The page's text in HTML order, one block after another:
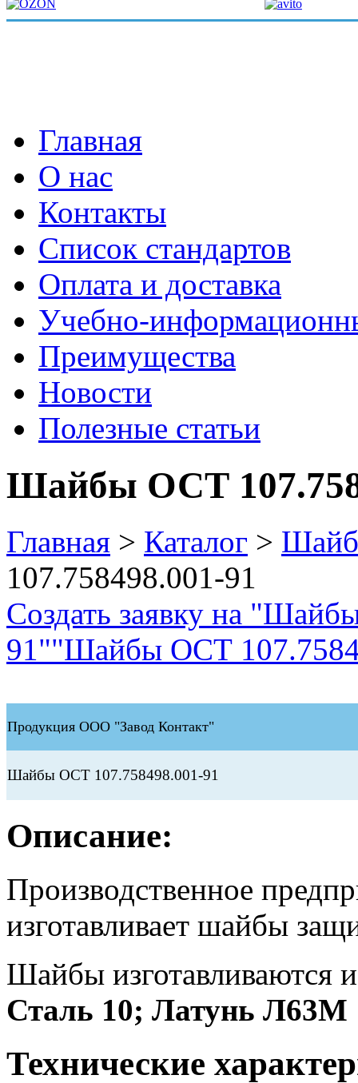
Главная
О нас
Контакты
Список стандартов
Оплата и доставка
Учебно-
Преимущества
Новости
Полезные статьи
Шайбы ОСТ
Главная > Каталог >
107.758498.001-91
Создать заявку на
91""Шайбы ОСТ
Продукция ООО "Завод Контакт"
Шайбы ОСТ 107.758498.001-91
Описание:
Производственное
изготавливает шайбы
Шайбы изготавливаются
Сталь 10; Латунь Л63М
Технические